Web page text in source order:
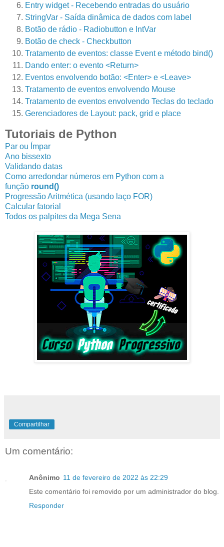
Entry widget - Recebendo entradas do usuário
StringVar - Saída dinâmica de dados com label
Botão de rádio - Radiobutton e IntVar
Botão de check - Checkbutton
Tratamento de eventos: classe Event e método bind()
Dando enter: o evento <Return>
Eventos envolvendo botão: <Enter> e <Leave>
Tratamento de eventos envolvendo Mouse
Tratamento de eventos envolvendo Teclas do teclado
Gerenciadores de Layout: pack, grid e place
Tutoriais de Python
Par ou Ímpar
Ano bissexto
Validando datas
Como arredondar números em Python com a
função round()
Progressão Aritmética (usando laço FOR)
Calcular fatorial
Todos os palpites da Mega Sena
Compartilhar
Um comentário:
Anônimo 11 de fevereiro de 2022 às 22:29
Este comentário foi removido por um administrador do blog.
Responder